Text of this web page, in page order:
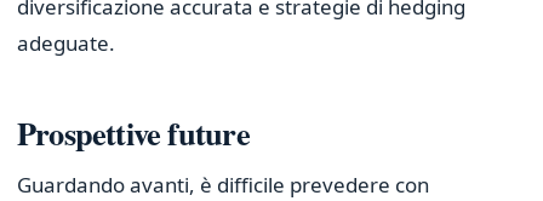
diversificazione accurata e strategie di hedging
adeguate.
Prospettive future
Guardando avanti, è difficile prevedere con